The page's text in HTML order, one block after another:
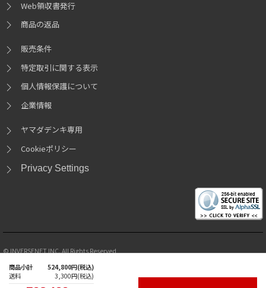
商品小計 524,800円(税込)
送料
3,300円(税込)
Web領収書発行
商品の返品
販売条件
特定取引に関する表示
個人情報保護について
企業情報
ヤマダデンキ専用
Cookieポリシー
Privacy Settings
© INVERSENET INC. All Rights Reserved
Intel、インテル、Intel ロゴ、Intel Inside、Intel Inside ロゴ、Centrino、Centrino Inside、
Intel Viiv、Intel Viiv ロゴ、Intel vPro、 Intel vPro ロゴ、Celeron、Celeron Inside、Intel